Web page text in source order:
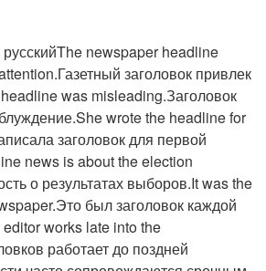
newspaper headline
заголовок привлек
was misleading.Заголовок
wrote the headline for
заголовок для первой
news is about the election
о результатах выборов.It was the
был заголовок каждой
works late into the
работает до поздней